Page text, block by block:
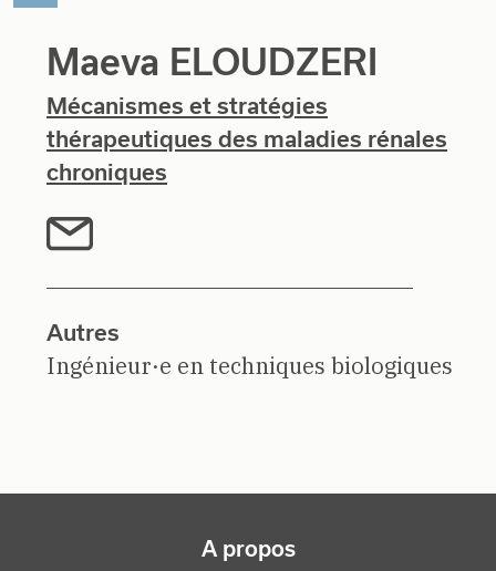
Maeva ELOUDZERI
Mécanismes et stratégies
thérapeutiques des maladies rénales
chroniques
Autres
Ingénieur·e en techniques biologiques
NAVIGATION PRINCIPALE
A propos